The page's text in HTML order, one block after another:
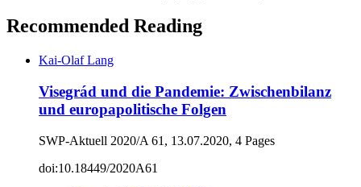
Recommended Reading
Kai-Olaf Lang
Visegrád und die Pandemie: Zwischen­bilanz
und europapolitische Folgen
SWP-Aktuell 2020/A 61, 13.07.2020, 4 Pages
doi:10.18449/2020A61